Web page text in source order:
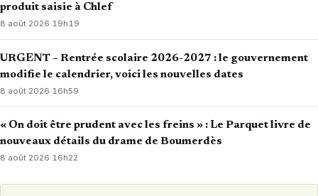
produit saisie à Chlef
8 août 2026·19h19
URGENT – Rentrée scolaire 2026-2027 : le gouvernement
modifie le calendrier, voici les nouvelles dates
8 août 2026· 16h59
« On doit être prudent avec les freins » : Le Parquet livre de
nouveaux détails du drame de Boumerdès
8 août 2026·16h22